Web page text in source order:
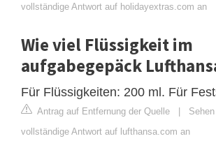
vollständige Antwort auf holidayextras.com an
Wie viel Flüssigkeit im
aufgabegepäck
Für Flüssigkeiten: 200 ml. Für
Antrag auf Entfernung der Quelle |
vollständige Antwort auf lufthansa.com an